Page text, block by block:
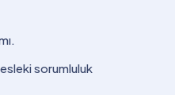
sorumluluk